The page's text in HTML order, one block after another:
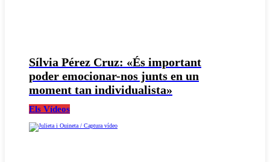
Sílvia Pérez Cruz: «És important
poder emocionar-nos junts en un
moment tan individualista»
Els Vídeos